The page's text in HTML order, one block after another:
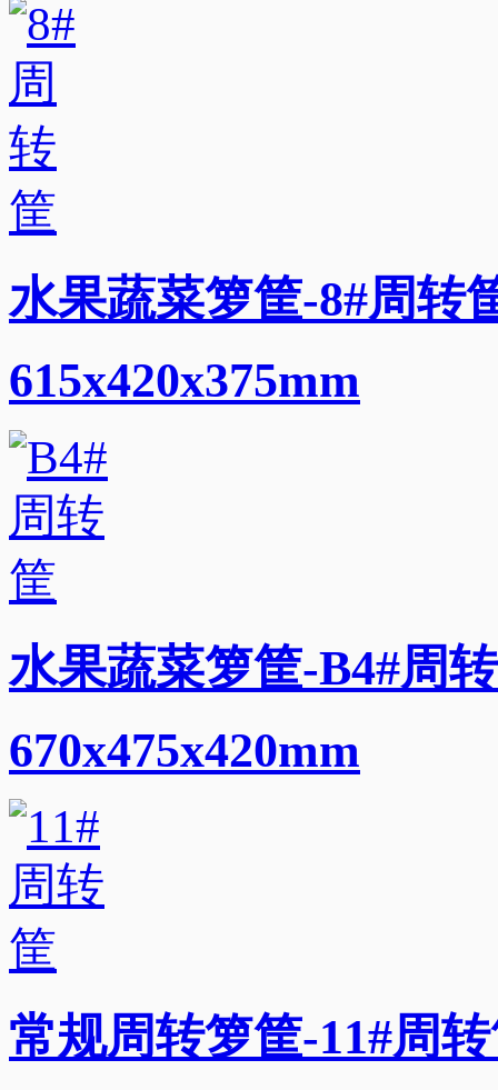
水果蔬菜箩筐-8#周转
615x420x375mm
水果蔬菜箩筐-B4#周
670x475x420mm
常规周转箩筐-11#周